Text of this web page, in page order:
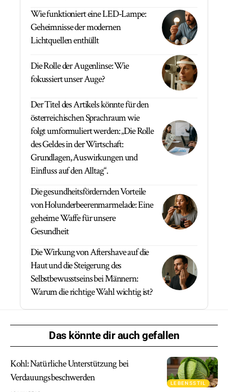
Wie funktioniert eine LED-Lampe:
Geheimnisse der modernen
Lichtquellen enthüllt
Die Rolle der Augenlinse: Wie
fokussiert unser Auge?
Der Titel des Artikels könnte für den
österreichischen Sprachraum wie
folgt umformuliert werden: „Die Rolle
des Geldes in der Wirtschaft:
Grundlagen, Auswirkungen und
Einfluss auf den Alltag“.
Die gesundheitsfördernden Vorteile
von Holunderbeerenmarmelade: Eine
geheime Waffe für unsere
Gesundheit
Die Wirkung von Aftershave auf die
Haut und die Steigerung des
Selbstbewusstseins bei Männern:
Warum die richtige Wahl wichtig ist?
Das könnte dir auch gefallen
LEBENSSTIL
Kohl: Natürliche Unterstützung bei
Verdauungsbeschwerden